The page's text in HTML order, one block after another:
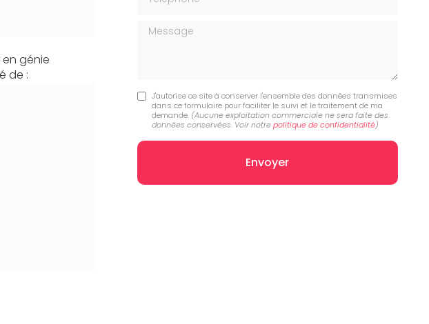
génie
de :
Message
J'autorise ce site à conserver l'ensemble des données transmises
dans ce formulaire pour faciliter le suivi et le traitement de ma
demande. (Aucune exploitation commerciale ne sera faite des
données conservées. Voir notrepolitique de confidentialité)